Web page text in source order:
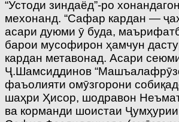
“Устоди зиндаёд”-ро
мехонанд. “Сафар кардан —
асари дуюми ӯ буда,
барои мусофирон ҳамчун
кардан метавонад. Асари
Ҷ.Шамсиддинов
фаъолияти омӯзгорони
шаҳри Ҳисор, шодравон
ва корманди шоистаи Ҷумҳурии